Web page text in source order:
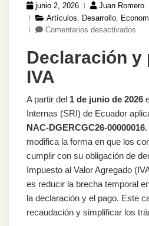
junio 2, 2026
Juan Romero
Artículos
Desarrollo
Comentarios desactivados
y
Declaración y
IVA
A partir del 1 de junio de 2026
Internas (SRI) de Ecuador
NAC‑DGERCGC26‑00000016
modifica la forma en que los
cumplir con su obligación de
Impuesto al Valor Agregado
es reducir la brecha temporal
la declaración y el pago. Este
recaudación y simplificar los